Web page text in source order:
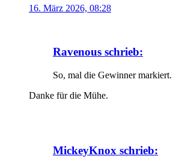
16. März 2026, 08:28
Ravenous schrieb:
So, mal die Gewinner markiert.
Danke für die Mühe.
MickeyKnox schrieb: